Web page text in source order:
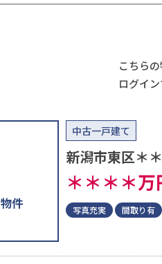
こちら
ログイ
中古一戸建て
新潟市東区＊
＊＊＊＊万
写真充実 間取り有